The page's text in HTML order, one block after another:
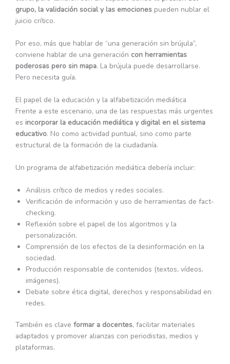
grupo, la validación social y las emociones pueden nublar el
juicio crítico.
Por eso, más que hablar de “una generación sin brújula”,
conviene hablar de una generación con herramientas
poderosas pero sin mapa. La brújula puede desarrollarse.
Pero necesita guía.
El papel de la educación y la alfabetización mediática
Frente a este escenario, una de las respuestas más urgentes
es incorporar la educación mediática y digital en el sistema
educativo. No como actividad puntual, sino como parte
estructural de la formación de la ciudadanía.
Un programa de alfabetización mediática debería incluir:
Análisis crítico de medios y redes sociales.
Verificación de información y uso de herramientas de fact-
checking.
Reflexión sobre el papel de los algoritmos y la
personalización.
Comprensión de los efectos de la desinformación en la
sociedad.
Producción responsable de contenidos (textos, vídeos,
imágenes).
Debate sobre ética digital, derechos y responsabilidad en
redes.
También es clave formar a docentes, facilitar materiales
adaptados y promover alianzas con periodistas, medios y
plataformas.